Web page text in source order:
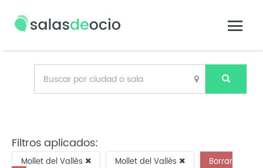
Filtros aplicados:
Mollet del Vallès Mollet del Vallès Borrar